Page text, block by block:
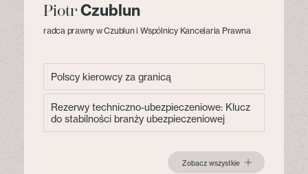
PiotrCzublun
radca prawny w Czublun i Wspólnicy Kancelaria Prawna
Polscy kierowcy za granicą
Rezerwy techniczno-ubezpieczeniowe: Klucz
do stabilności branży ubezpieczeniowej
Zobacz wszystkie